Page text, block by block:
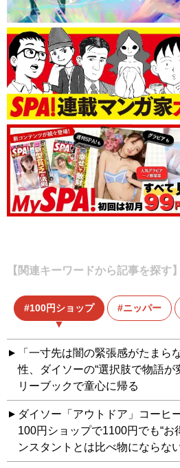
【関連キーワードから記事を探す】
100円ショップ ニッパー
「一寸先は闇の緊張感がたまら
性、ダイソーの“選択肢で物語が
リーブックで童心に帰る
ダイソー「アウトドア」コーヒ
100円ショップで1100円でも“お
ンスタントとは比べ物にならな